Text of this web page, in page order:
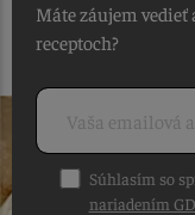
Máte záujem vedieť
receptoch?
Súhlasím so
nariadením